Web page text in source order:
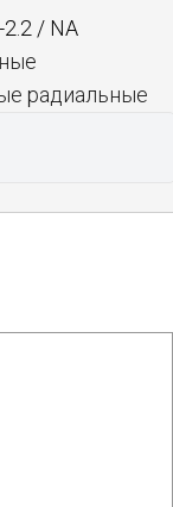
2.2 / NA
радиальные